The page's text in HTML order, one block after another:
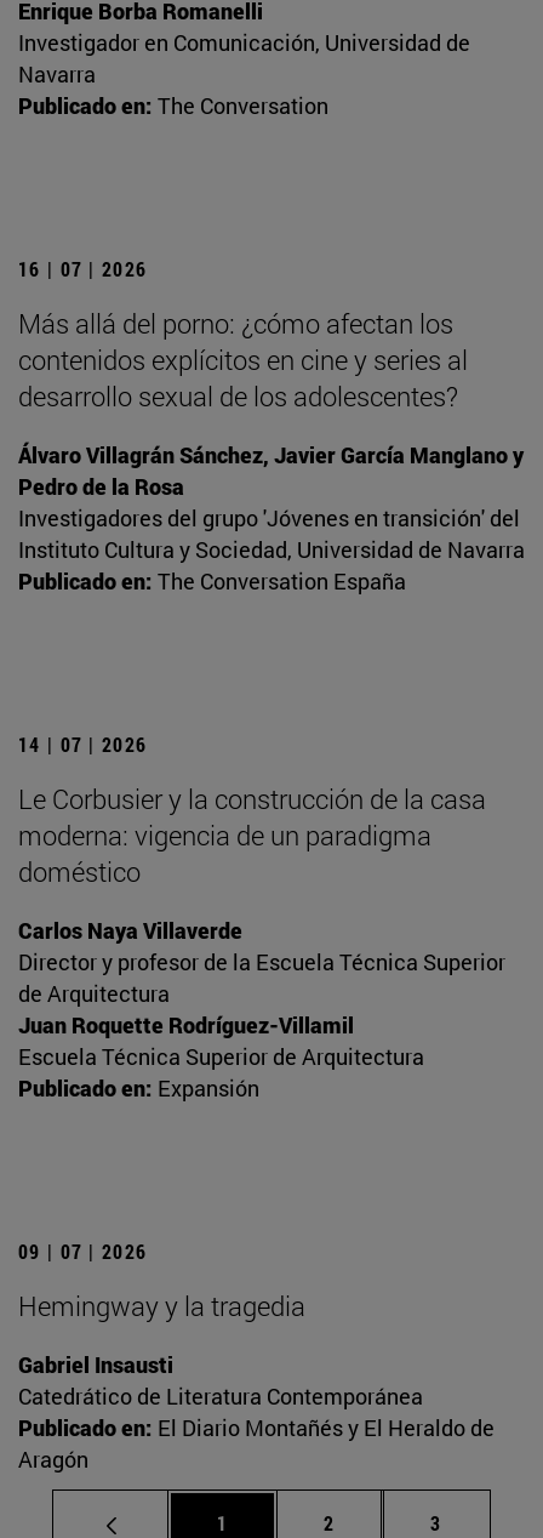
Enrique Borba Romanelli
Investigador en Comunicación, Universidad de
Navarra
Publicado en: The Conversation
16 | 07 | 2026
Más allá del porno: ¿cómo afectan los
contenidos explícitos en cine y series al
desarrollo sexual de los adolescentes?
Álvaro Villagrán Sánchez, Javier García Manglano y
Pedro de la Rosa
Investigadores del grupo 'Jóvenes en transición' del
Instituto Cultura y Sociedad, Universidad de Navarra
Publicado en: The Conversation España
14 | 07 | 2026
Le Corbusier y la construcción de la casa
moderna: vigencia de un paradigma
doméstico
Carlos Naya Villaverde
Director y profesor de la Escuela Técnica Superior
de Arquitectura
Juan Roquette Rodríguez-Villamil
Escuela Técnica Superior de Arquitectura
Publicado en: Expansión
09 | 07 | 2026
Hemingway y la tragedia
Gabriel Insausti
Catedrático de Literatura Contemporánea
Publicado en: El Diario Montañés y El Heraldo de
Aragón
Página
1 Página
2 Página
3